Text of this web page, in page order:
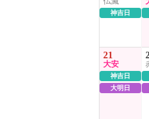
神吉日
21
大安
神吉日
大明日